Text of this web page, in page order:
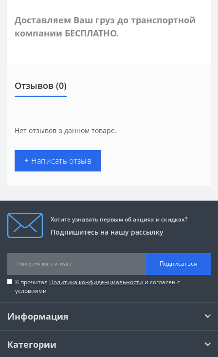
Доставляем Ваш груз до транспортной
компании БЕСПЛАТНО.
Отзывов (0)
Нет отзывов о данном товаре.
+ Написать отзыв
Хотите узнавать первым об акциях и скидках?
Подпишитесь на нашу рассылку
Подписаться
Я прочитал Политика конфиденциальности и согласен с
условиями
Информация
Категории